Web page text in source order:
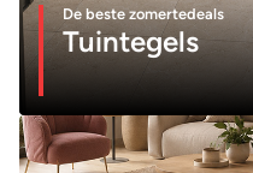
De beste zomertedeals
Tuintegels